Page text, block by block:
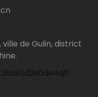
ville de Gulin, district